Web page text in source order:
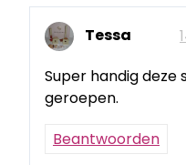
Tessa
Super handig deze
geroepen.
Beantwoorden